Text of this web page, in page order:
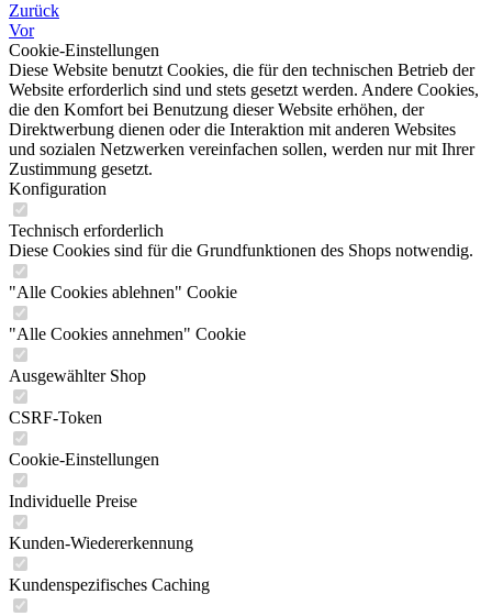
Zurück
Vor
Cookie-Einstellungen
Diese Website benutzt Cookies, die für den technischen Betrieb der
Website erforderlich sind und stets gesetzt werden. Andere Cookies,
die den Komfort bei Benutzung dieser Website erhöhen, der
Direktwerbung dienen oder die Interaktion mit anderen Websites
und sozialen Netzwerken vereinfachen sollen, werden nur mit Ihrer
Zustimmung gesetzt.
Konfiguration
Technisch erforderlich
Diese Cookies sind für die Grundfunktionen des Shops notwendig.
"Alle Cookies ablehnen" Cookie
"Alle Cookies annehmen" Cookie
Ausgewählter Shop
CSRF-Token
Cookie-Einstellungen
Individuelle Preise
Kunden-Wiedererkennung
Kundenspezifisches Caching